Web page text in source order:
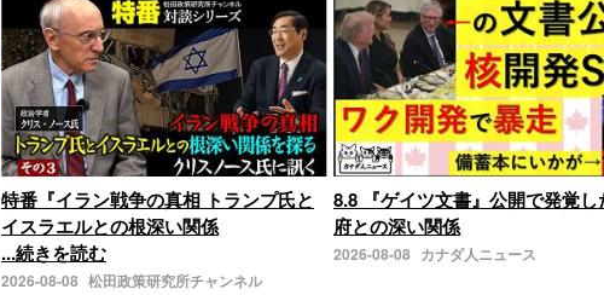
特番『イラン戦争の真相 トランプ氏と
イスラエルとの根深い関係
...続きを読む
2026-08-08 松田政策研究所チャンネル
8.8 『ゲイツ文書』公開で発覚し
府との深い関係
2026-08-08 カナダ人ニュース